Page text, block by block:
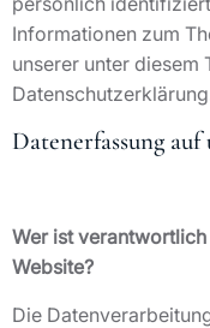
Informationen zum
unserer unter diesem
Datenerfassung
Wer ist
Website?
Die